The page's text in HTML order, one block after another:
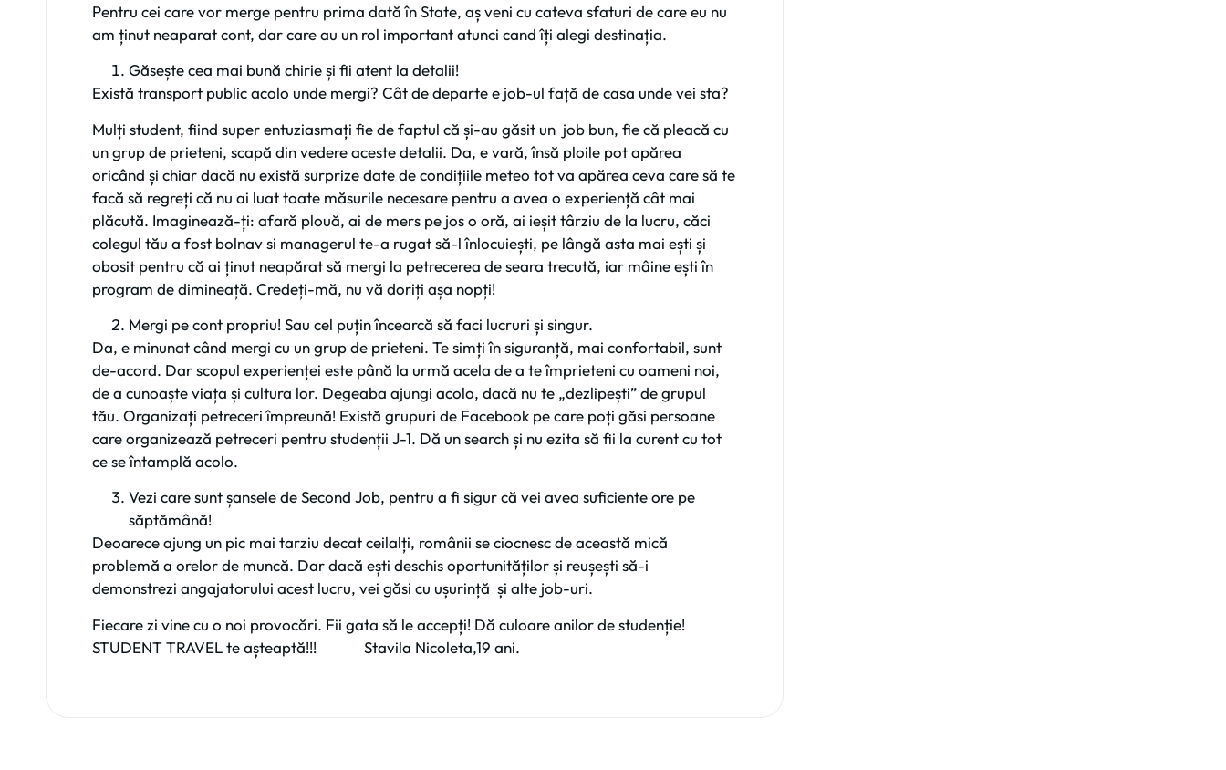
Pentru cei care vor merge pentru prima dată în State, aș veni cu cateva sfaturi de care eu nu
am ținut neaparat cont, dar care au un rol important atunci cand îți alegi destinația.
Găsește cea mai bună chirie și fii atent la detalii!
Există transport public acolo unde mergi? Cât de departe e job-ul față de casa unde vei sta?
Mulți student, fiind super entuziasmați fie de faptul că și-au găsit un job bun, fie că pleacă cu
un grup de prieteni, scapă din vedere aceste detalii. Da, e vară, însă ploile pot apărea
oricând și chiar dacă nu există surprize date de condițiile meteo tot va apărea ceva care să te
facă să regreți că nu ai luat toate măsurile necesare pentru a avea o experiență cât mai
plăcută. Imaginează-ți: afară plouă, ai de mers pe jos o oră, ai ieșit târziu de la lucru, căci
colegul tău a fost bolnav si managerul te-a rugat să-l înlocuiești, pe lângă asta mai ești și
obosit pentru că ai ținut neapărat să mergi la petrecerea de seara trecută, iar mâine ești în
program de dimineață. Credeți-mă, nu vă doriți așa nopți!
Mergi pe cont propriu! Sau cel puțin încearcă să faci lucruri și singur.
Da, e minunat când mergi cu un grup de prieteni. Te simți în siguranță, mai confortabil, sunt
de-acord. Dar scopul experienței este până la urmă acela de a te împrieteni cu oameni noi,
de a cunoaște viața și cultura lor. Degeaba ajungi acolo, dacă nu te „dezlipești” de grupul
tău. Organizați petreceri împreună! Există grupuri de Facebook pe care poți găsi persoane
care organizează petreceri pentru studenții J-1. Dă un search și nu ezita să fii la curent cu tot
ce se întamplă acolo.
Vezi care sunt șansele de Second Job, pentru a fi sigur că vei avea suficiente ore pe
săptămână!
Deoarece ajung un pic mai tarziu decat ceilalți, românii se ciocnesc de această mică
problemă a orelor de muncă. Dar dacă ești deschis oportunităților și reușești să-i
demonstrezi angajatorului acest lucru, vei găsi cu ușurință și alte job-uri.
Fiecare zi vine cu o noi provocări. Fii gata să le accepți! Dă culoare anilor de studenție!
STUDENT TRAVEL te așteaptă!!! Stavila Nicoleta,19 ani.